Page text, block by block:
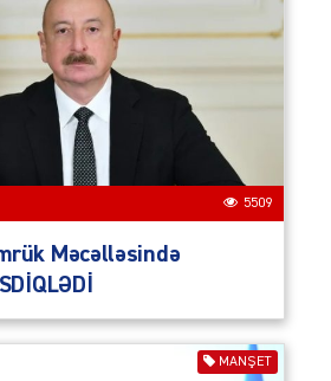
5509
Məcəlləsində
MANŞET